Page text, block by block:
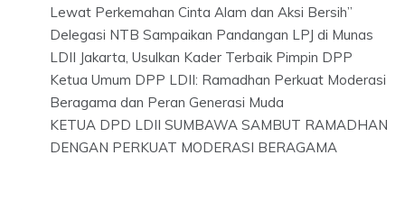
Lewat Perkemahan Cinta Alam dan Aksi Bersih”
Delegasi NTB Sampaikan Pandangan LPJ di Munas
LDII Jakarta, Usulkan Kader Terbaik Pimpin DPP
Ketua Umum DPP LDII: Ramadhan Perkuat Moderasi
Beragama dan Peran Generasi Muda
KETUA DPD LDII SUMBAWA SAMBUT RAMADHAN
DENGAN PERKUAT MODERASI BERAGAMA